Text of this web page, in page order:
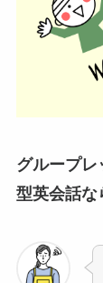
グループレ
型英会話な